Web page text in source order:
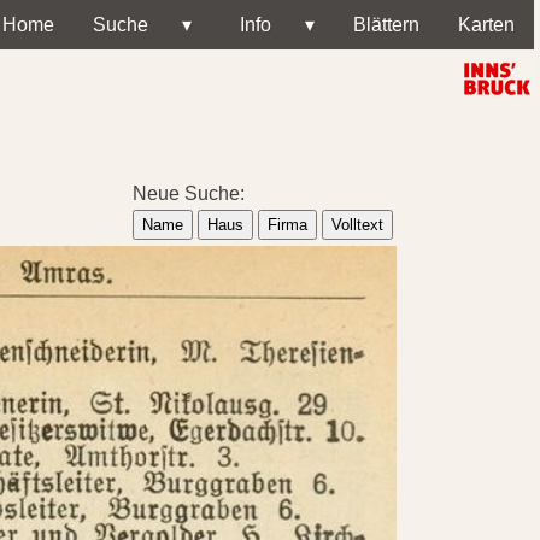
Home Suche ▾ Info ▾ Blättern Karten
Neue Suche:
Name Haus Firma Volltext